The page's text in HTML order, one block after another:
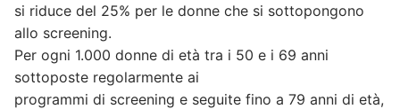
si riduce del 25% per le donne che si sottopongono
allo screening.
Per ogni 1.000 donne di età tra i 50 e i 69 anni
sottoposte regolarmente ai
programmi di screening e seguite fino a 79 anni di età,